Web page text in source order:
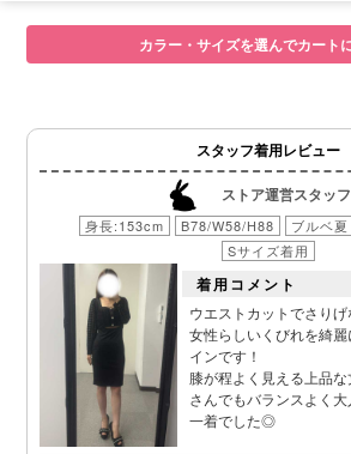
カラー・サイズを選んでカート
スタッフ着用レビュー
ストア運営スタッ
身長:153cm B78/W58/H88 ブルベ夏
Sサイズ着用
着用コメント
ウエストカットでさりげ
女性らしいくびれを綺
インです！
膝が程よく見える上品
さんでもバランスよく
一着でした◎